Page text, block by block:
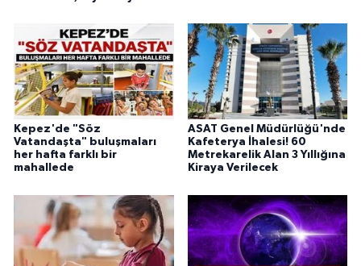
Kepez'de "Söz
Vatandaşta" buluşmaları
her hafta farklı bir
mahallede
ASAT Genel Müdürlüğü'nde
Kafeterya İhalesi! 60
Metrekarelik Alan 3 Yıllığına
Kiraya Verilecek